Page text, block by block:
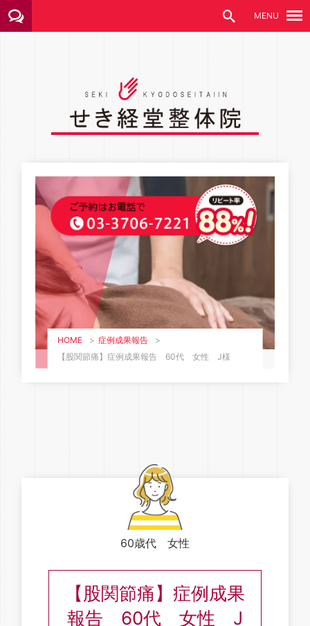
HOME > 症例成果報告
>
【股関節痛】症例成果報告 60代 女性 J様
60歳代 女性
【股関節痛】症例成果
報告 60代 女性 J